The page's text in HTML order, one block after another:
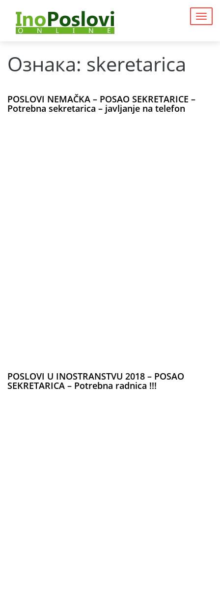
Ознака: skeretarica
POSLOVI NEMAČKA – POSAO SEKRETARICE –
Potrebna sekretarica – javljanje na telefon
POSLOVI U INOSTRANSTVU 2018 – POSAO
SEKRETARICA – Potrebna radnica !!!